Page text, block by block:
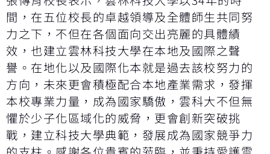
間，在五位校長的卓越領導及全體師生共同努
力之下，不但在各個面向交出亮麗的具體績
效，也建立雲林科技大學在本地及國際之聲
譽。在地化以及國際化本就是過去該校努力的
方向，未來更會積極配合本地產業需求，發揮
本校專業力量，成為國家驕傲，雲科大不但無
懼於少子化區域化的威脅，更會創新突破挑
戰，建立科技大學典範，發展成為國家競爭力